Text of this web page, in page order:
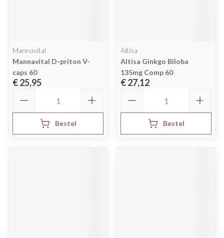
Mannavital
Mannavital D-priton V-
caps 60
€ 25,95
Bestel
Altisa
Altisa Ginkgo Biloba
135mg Comp 60
€ 27,12
Bestel